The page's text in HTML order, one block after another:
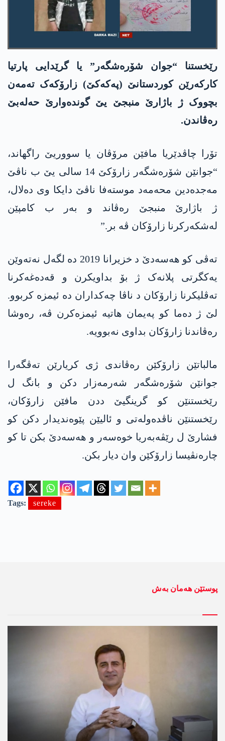
رێخستنا “جوان شۆرەشگەر” یا گرێدایی پارتیا
کارکەرێن کوردستانێ (پەکەکێ) زارۆکەک تەمەن
بچووک ژ باژارێ منبجێ یێ گوندەوارێ حەلەبێ
رەڤاندن.
تۆرا چاڤدێریا مافێن مرۆڤان یا سووریێ راگهاند،
“جوانێن شۆرەشگەر زارۆکێ 14 سالی یێ ب ناڤێ
مەجدەدین محەمەد موستەفا ناڤێ دایکا وی دەلال،
ژ باژارێ منبجێ رەڤاند و بەر ب کامپێن
لەشکەرکرنا زارۆکان ڤە بر.”
تەڤی کو ھەسەدێ د خزیرانا 2019 دە لگەل نەتەوێن
یەکگرتی پلانەک ژ بۆ بداویکرن و قەدەغەکرنا
تەڤلیکرنا زارۆکان د ناڤا چەکداران دە ئیمزە کربوو.
لێ ژ دەما کو پەیمان ھاتیە ئیمزەکرن ڤە، رەوشا
رەڤاندنا زارۆکان بداوی نەبوویە.
مالباتێن زارۆکێن رەڤاندی ژی کریارێن تەڤگەرا
جوانێن شۆرەشگەر شەرمەزار دکن و بانگ ل
رێخستنێن کو گرینگیێ ددن مافێن زارۆکان،
رێخستنێن ناڤدەولەتی و ئالیێن پێوەندیدار دکن کو
فشارێ ل رێڤەبەریا خوەسەر و ھەسەدێ بکن تا کو
چارەنڤیسا زارۆکێن وان دیار بکن.
Tags: sereke
پوستێن ھەمان بەش